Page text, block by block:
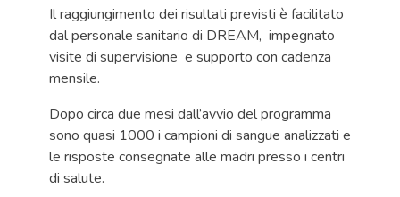
Il raggiungimento dei risultati previsti è facilitato
dal personale sanitario di DREAM, impegnato
visite di supervisione e supporto con cadenza
mensile.
Dopo circa due mesi dall’avvio del programma
sono quasi 1000 i campioni di sangue analizzati e
le risposte consegnate alle madri presso i centri
di salute.